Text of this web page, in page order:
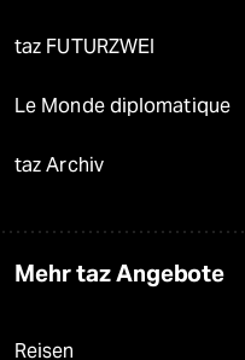
taz FUTURZWEI
Le Monde diplomatique
taz Archiv
Mehr taz Angebote
Reisen